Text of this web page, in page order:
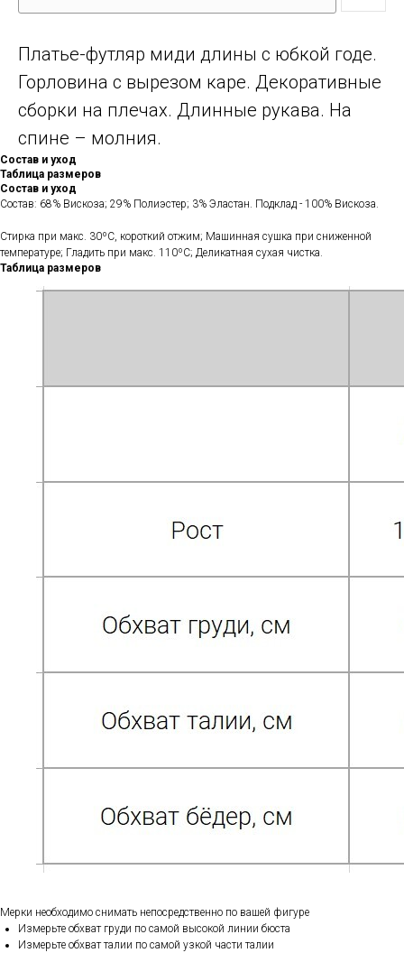
Платье-футляр миди длины с юбкой годе.
Горловина с вырезом каре. Декоративные
сборки на плечах. Длинные рукава. На
спине – молния.
Состав и уход
Таблица размеров
Состав и уход
Состав: 68% Вискоза; 29% Полиэстер; 3% Эластан. Подклад - 100% Вискоза.
Стирка при макс. 30ºС, короткий отжим; Машинная сушка при сниженной
температуре; Гладить при макс. 110ºС; Деликатная сухая чистка.
Таблица размеров
Мерки необходимо снимать непосредственно по вашей фигуре
Измерьте обхват груди по самой высокой линии бюста
Измерьте обхват талии по самой узкой части талии